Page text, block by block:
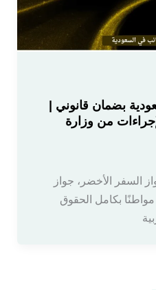
بضمان قانوني |
الإجراءات من وزارة
السفر الأخضر، جواز
بكامل الحقوق